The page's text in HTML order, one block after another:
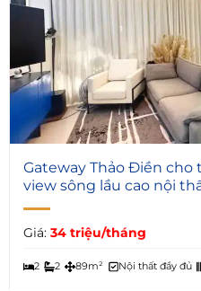
4
Gateway Thảo Điền cho
view sông lầu cao nội
Giá: 34 triệu/tháng
2 2 89m² Nội thất đầy đủ